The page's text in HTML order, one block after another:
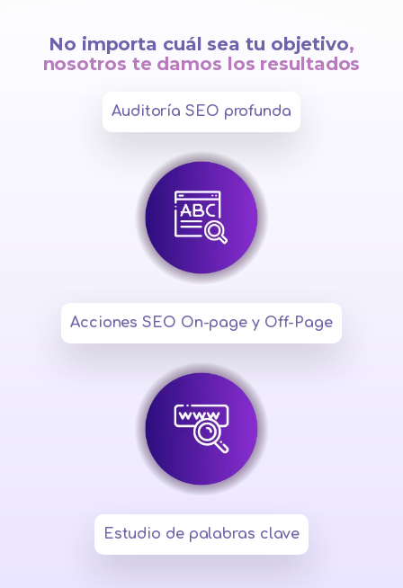
No importa cuál sea tu objetivo,
nosotros te damos los resultados
Auditoría SEO profunda
Acciones SEO On-page y Off-Page
1
Estudio de palabras clave